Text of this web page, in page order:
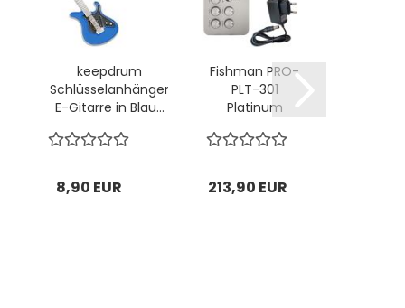
keepdrum
Schlüsselanhänger
E-Gitarre in Blau...
8,90 EUR
Fishman PRO-
PLT-301
Platinum
Vorverstärker...
213,90 EUR